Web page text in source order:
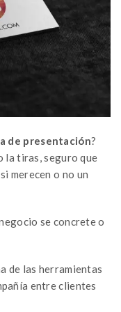
de presentación?
la tiras, seguro que
merecen o no un
se concrete o
de las herramientas
entre clientes